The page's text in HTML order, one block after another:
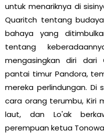
untuk menariknya di
Quaritch tentang
bahaya yang
tentang
mengasingkan diri dari
pantai timur Pandora,
mereka perlindungan. Di
cara orang terumbu, Kiri
laut, dan Lo'ak
perempuan ketua